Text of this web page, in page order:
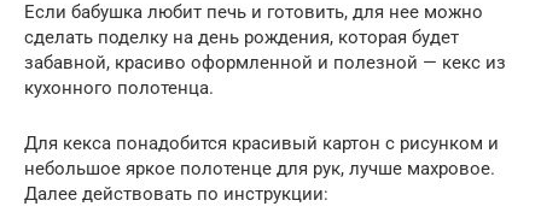
Если бабушка любит печь и готовить, для нее можно
сделать поделку на день рождения, которая будет
забавной, красиво оформленной и полезной — кекс из
кухонного полотенца.
Для кекса понадобится красивый картон с рисунком и
небольшое яркое полотенце для рук, лучше махровое.
Далее действовать по инструкции: